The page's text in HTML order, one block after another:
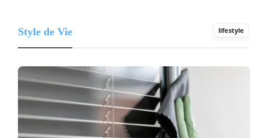
Style de Vie lifestyle